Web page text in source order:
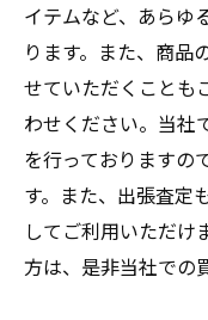
イテムなど、あらゆ
ります。また、商品
せていただくことも
わせください。当社
を行っておりますの
す。また、出張査定
してご利用いただけ
方は、是非当社での